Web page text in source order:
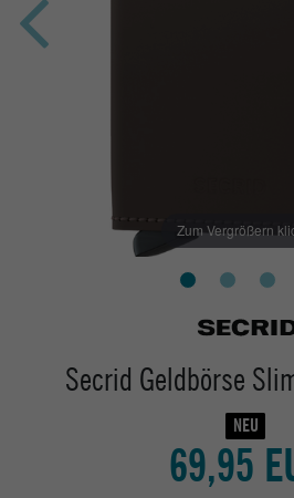
Zum Vergrößern
Secrid Geldbörse
NEU
69,95